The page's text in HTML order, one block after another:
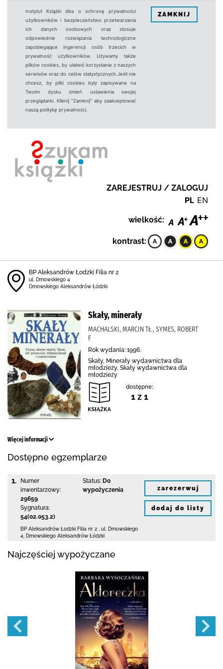
Instytut Książki dba o ochronę prywatności
użytkowników i bezpieczeństwo przetwarzania
ich danych osobowych oraz stosuje
odpowiednie rozwiązania technologiczne
zapobiegające ingerencji osób trzecich w
prywatność użytkowników. Używamy także
plików cookies, by ułatwić korzystanie z naszych
serwisów oraz do celów statystycznych.Jeśli nie
chcesz, by pliki cookies były zapisywane na
Twoim dysku zmień ustawienia swojej
przeglądarki. Kliknij "Zamknij" aby zaakceptować
naszą politykę prywatności.
ZAMKNIJ
ZAREJESTRUJ / ZALOGUJ
PL EN
wielkość:
kontrast:
BP Aleksandrów Łodzki Filia nr 2
ul. Dmowskiego 4
Dmowskiego Aleksandrów Łódzki
Skały, minerały
MACHALSKI, MARCIN TŁ., SYMES, ROBERT
F
Rok wydania: 1996.
Skały, Minerały wydawnictwa dla
młodzieży, Skały wydawnictwa dla
młodzieży
dostępne:
1 z 1
Więcej informacji
Dostępne egzemplarze
1.
Numer
inwentarzowy:
29659
Sygnatura:
54(02.053.2)
Status: Do
wypożyczenia
BP Aleksandrów Łodzki Filia nr 2
ul. Dmowskiego
4 Dmowskiego Aleksandrów Łódzki
zarezerwuj
dodaj do listy
Najczęściej wypożyczane